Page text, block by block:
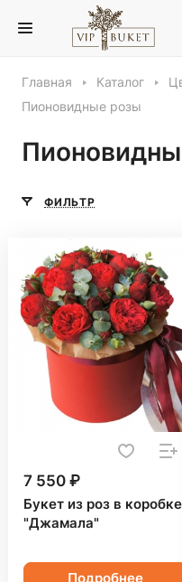
Главная Каталог
Пионовидные розы
ФИЛЬТР
7 550 ₽
Букет из роз в коробке
"Джамала"
Подробнее